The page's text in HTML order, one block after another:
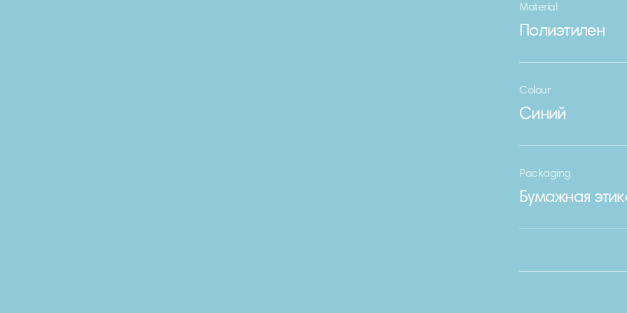
Material
Полиэтилен
Colour
Синий
Packaging
Бумажная